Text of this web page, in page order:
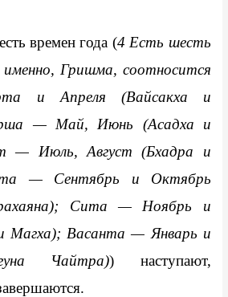
времен года (4 Есть шесть
Гришма, соотносится
и Апреля (Вайсакха и
— Май, Июнь (Асадха и
— Июль, Август (Бхадра и
— Сентябрь и Октябрь
Сита — Ноябрь и
Магха); Васанта — Январь и
Чайтра)) наступают,